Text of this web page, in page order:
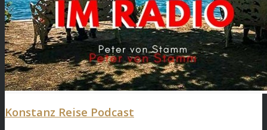
Konstanz Reise Podcast